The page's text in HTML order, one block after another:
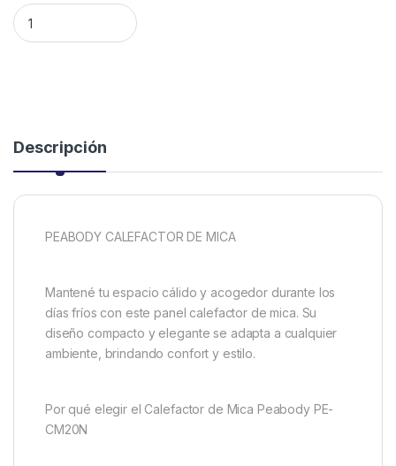
RADIADOR PEABODY PE-CM20B DE MICA 2000W quantity
Descripción
PEABODY CALEFACTOR DE MICA
Mantené tu espacio cálido y acogedor durante los
días fríos con este panel calefactor de mica. Su
diseño compacto y elegante se adapta a cualquier
ambiente, brindando confort y estilo.
Por qué elegir el Calefactor de Mica Peabody PE-
CM20N